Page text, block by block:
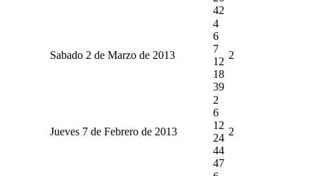
42
Sabado 2 de Marzo de 2013
4
6
7
12
18
39
2
Jueves 7 de Febrero de 2013
2
6
12
24
44
47
2